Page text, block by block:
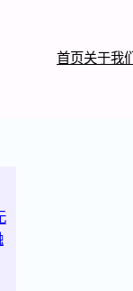
首页关于我们